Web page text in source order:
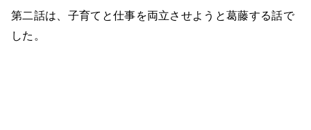
第二話は、子育てと仕事を両立させようと葛藤する話で
した。